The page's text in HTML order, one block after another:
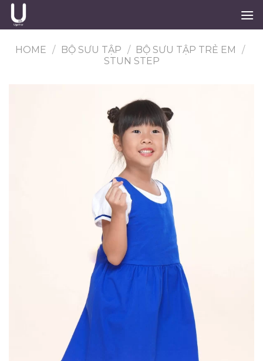
Skip
HOME / BỘ SƯU TẬP / BỘ SƯU TẬP TRẺ EM
/
STUN STEP